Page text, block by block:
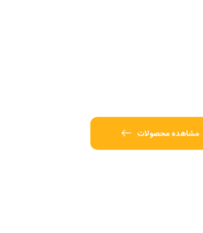
مشاهده محصولات